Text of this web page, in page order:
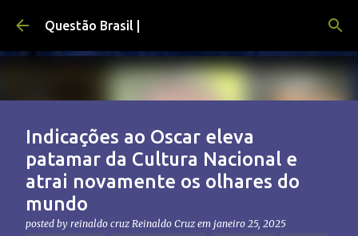
Pular para o conteúdo principal
Questão Brasil |
Indicações ao Oscar eleva
patamar da Cultura Nacional e
atrai novamente os olhares do
mundo
posted by reinaldo cruz Reinaldo Cruz em janeiro 25, 2025